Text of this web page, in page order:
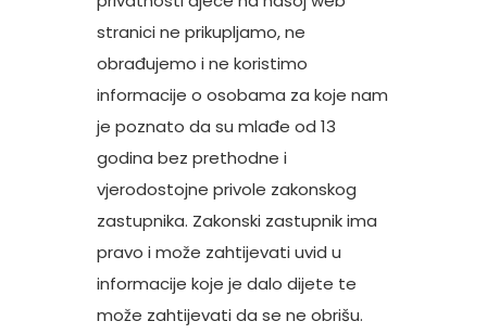
stranici ne prikupljamo, ne
obrađujemo i ne koristimo
informacije o osobama za koje nam
je poznato da su mlađe od 13
godina bez prethodne i
vjerodostojne privole zakonskog
zastupnika. Zakonski zastupnik ima
pravo i može zahtijevati uvid u
informacije koje je dalo dijete te
može zahtijevati da se ne obrišu.